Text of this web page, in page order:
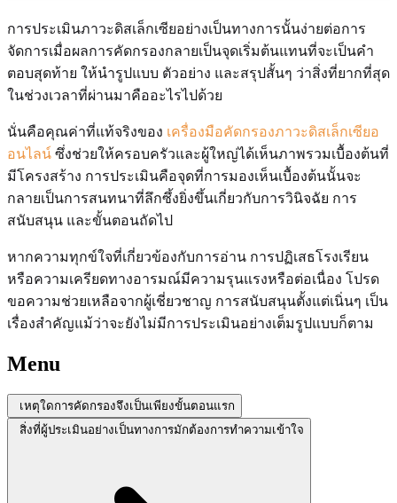
การประเมินภาวะดิสเล็กเซียอย่างเป็นทางการนั้นง่ายต่อการ
จัดการเมื่อผลการคัดกรองกลายเป็นจุดเริ่มต้นแทนที่จะเป็นคำ
ตอบสุดท้าย ให้นำรูปแบบ ตัวอย่าง และสรุปสั้นๆ ว่าสิ่งที่ยากที่สุด
ในช่วงเวลาที่ผ่านมาคืออะไรไปด้วย
นั่นคือคุณค่าที่แท้จริงของ เครื่องมือคัดกรองภาวะดิสเล็กเซียอ
อนไลน์ ซึ่งช่วยให้ครอบครัวและผู้ใหญ่ได้เห็นภาพรวมเบื้องต้นที่
มีโครงสร้าง การประเมินคือจุดที่การมองเห็นเบื้องต้นนั้นจะ
กลายเป็นการสนทนาที่ลึกซึ้งยิ่งขึ้นเกี่ยวกับการวินิจฉัย การ
สนับสนุน และขั้นตอนถัดไป
หากความทุกข์ใจที่เกี่ยวข้องกับการอ่าน การปฏิเสธโรงเรียน
หรือความเครียดทางอารมณ์มีความรุนแรงหรือต่อเนื่อง โปรด
ขอความช่วยเหลือจากผู้เชี่ยวชาญ การสนับสนุนตั้งแต่เนิ่นๆ เป็น
เรื่องสำคัญแม้ว่าจะยังไม่มีการประเมินอย่างเต็มรูปแบบก็ตาม
Menu
เหตุใดการคัดกรองจึงเป็นเพียงขั้นตอนแรก
สิ่งที่ผู้ประเมินอย่างเป็นทางการมักต้องการทำความเข้าใจ